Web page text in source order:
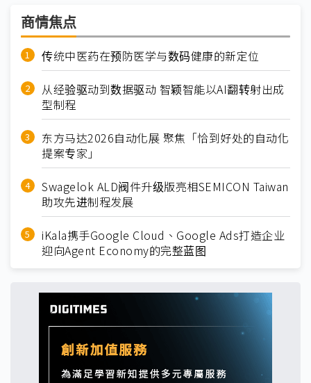
商情焦点
传统中医药在预防医学与数码健康的新定位
从经验驱动到数据驱动 智颖智能以AI翻转射出成
型制程
东方马达2026自动化展 聚焦「恰到好处的自动化
提案专家」
Swagelok ALD阀件升级版亮相SEMICON Taiwan
助攻先进制程发展
iKala携手Google Cloud、Google Ads打造企业
迎向Agent Economy的完整蓝图